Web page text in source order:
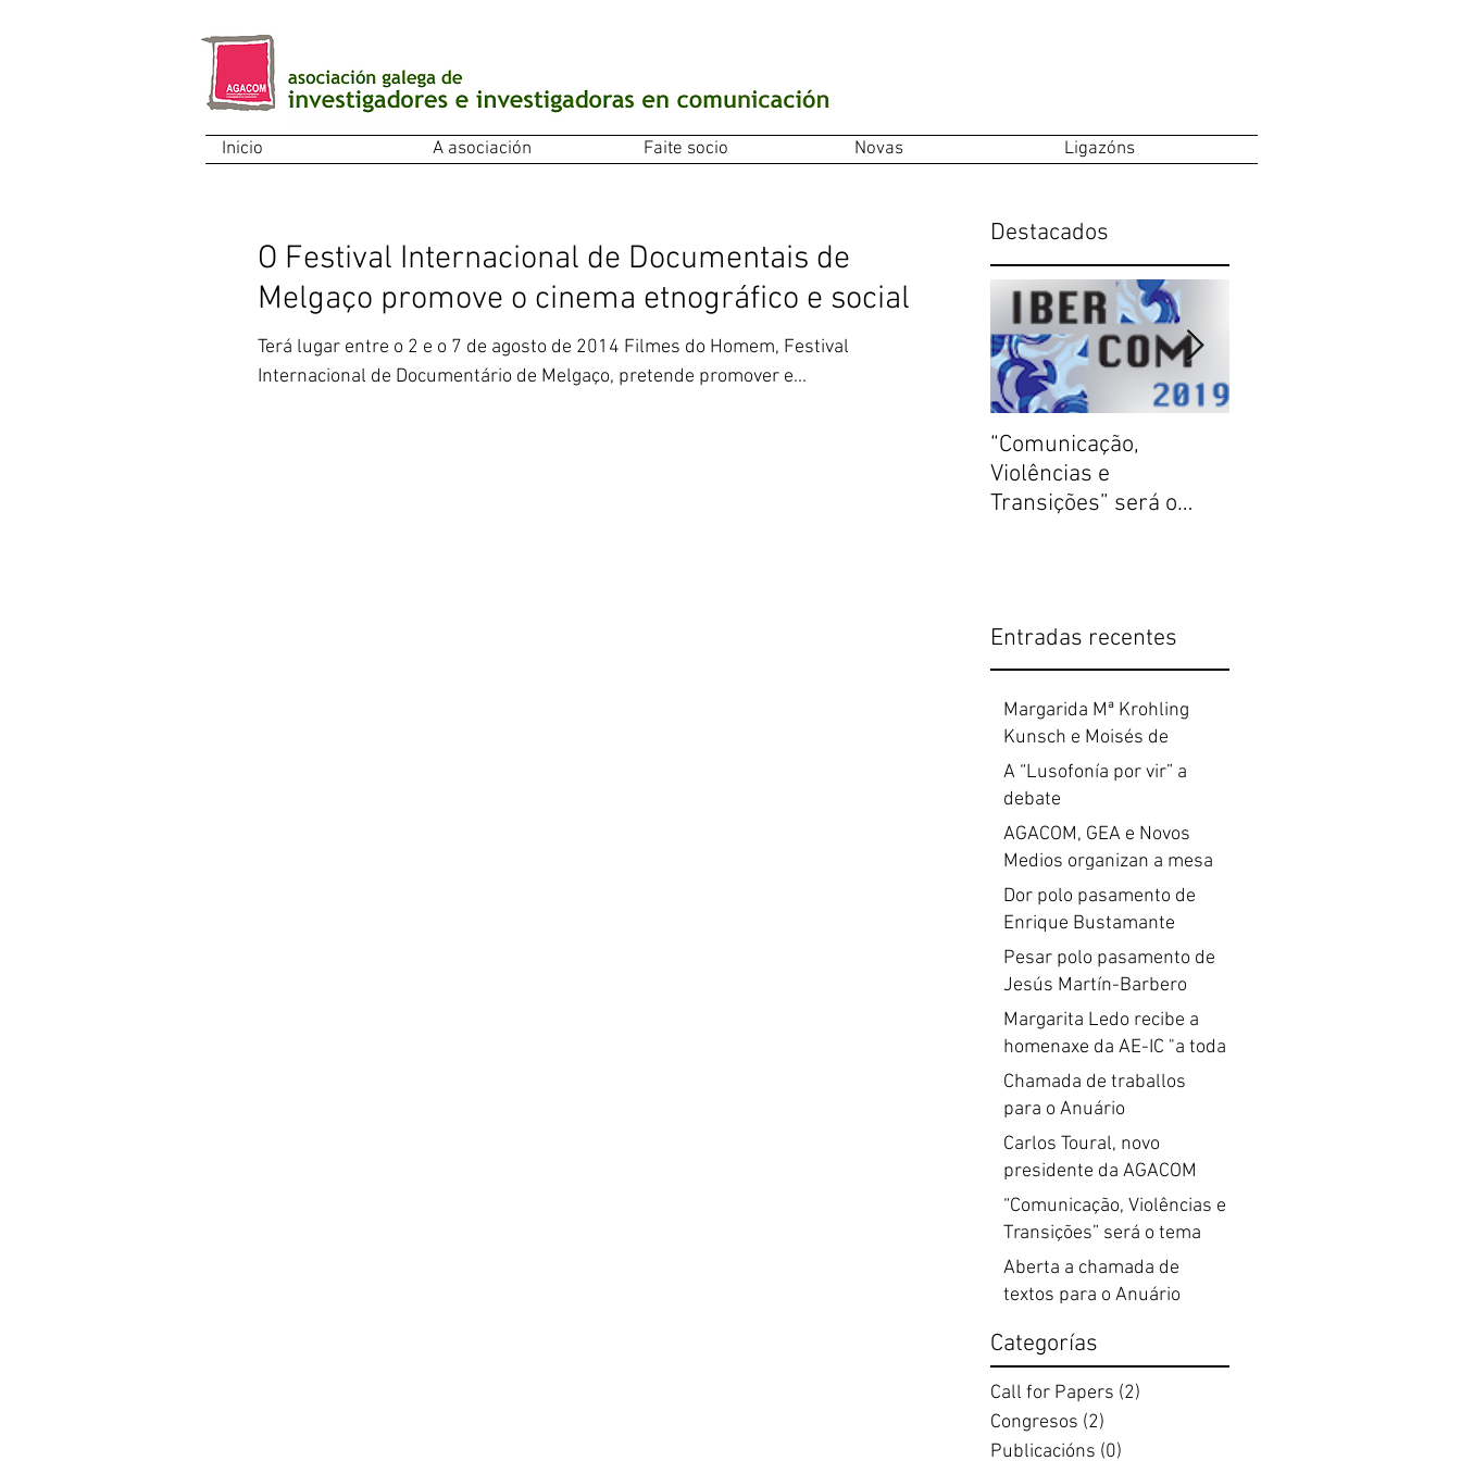
Inicio A asociación Faite socio Novas Ligazóns
O Festival Internacional de Documentais de
Melgaço promove o cinema etnográfico e social
Terá lugar entre o 2 e o 7 de agosto de 2014 Filmes do Homem, Festival
Internacional de Documentário de Melgaço, pretende promover e...
Destacados
“Comunicação,
Violências e
Transições” será o
Entradas recentes
Margarida Mª Krohling
Kunsch e Moisés de
Lemos Martins reciben as
Insignias de Ouro da USC
A “Lusofonía por vir” a
debate
AGACOM, GEA e Novos
Medios organizan a mesa
redonda "A lusofonía por
vir"
Dor polo pasamento de
Enrique Bustamante
Pesar polo pasamento de
Jesús Martín-Barbero
Margarita Ledo recibe a
homenaxe da AE-IC "a toda
unha vida de investigación
en comunicación"
Chamada de traballos
para o Anuário
Internacional de
Comunicação Lusófona
Carlos Toural, novo
presidente da AGACOM
“Comunicação, Violências e
Transições” será o tema
central do XVI Congresso
Ibercom
Aberta a chamada de
textos para o Anuário
Comunicação Lusófona ata
Categorías
Call for Papers (2)
Congresos (2)
Publicacións (0)